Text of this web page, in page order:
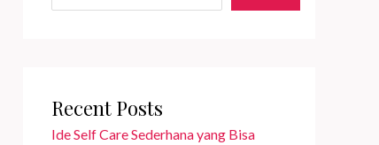
Recent Posts
Ide Self Care Sederhana yang Bisa